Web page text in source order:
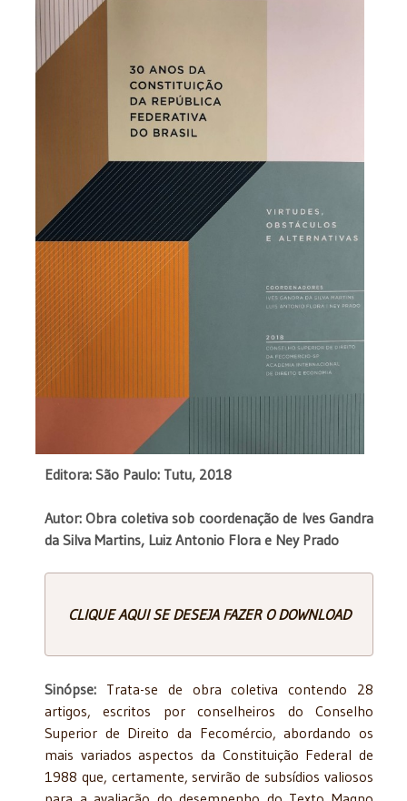
Editora: São Paulo: Tutu, 2018
Autor: Obra coletiva sob coordenação de Ives Gandra
da Silva Martins, Luiz Antonio Flora e Ney Prado
CLIQUE AQUI SE DESEJA FAZER O DOWNLOAD
Sinópse: Trata-se de obra coletiva contendo 28
artigos, escritos por conselheiros do Conselho
Superior de Direito da Fecomércio, abordando os
mais variados aspectos da Constituição Federal de
1988 que, certamente, servirão de subsídios valiosos